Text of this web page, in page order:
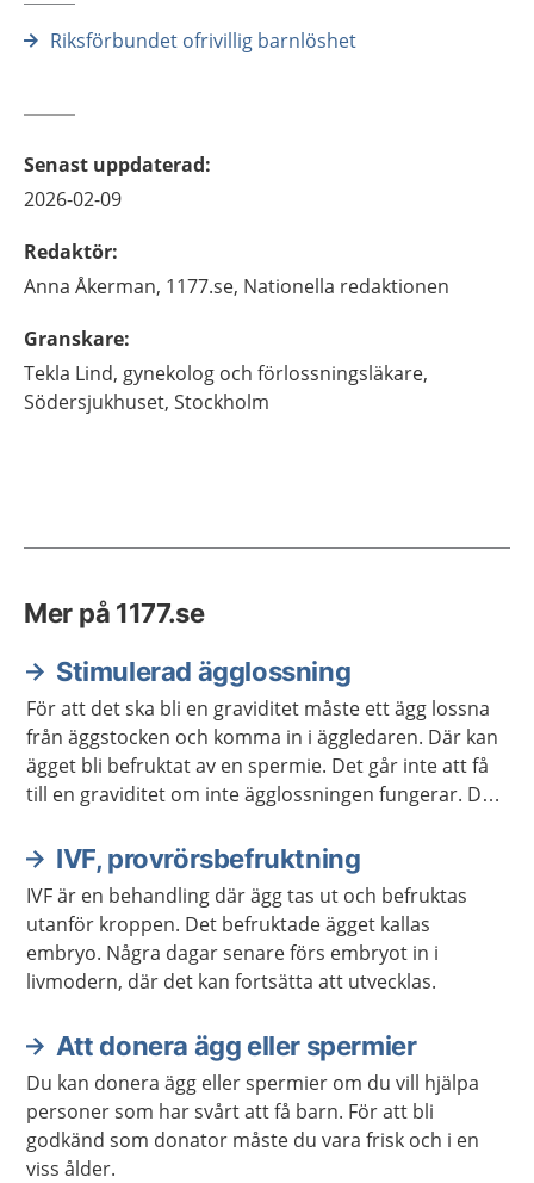
Riksförbundet ofrivillig barnlöshet
Senast uppdaterad:
2026-02-09
Redaktör:
Anna Åkerman, 1177.se, Nationella redaktionen
Granskare:
Tekla Lind, gynekolog och förlossningsläkare,
Södersjukhuset, Stockholm
Mer på 1177.se
Stimulerad ägglossning
För att det ska bli en graviditet måste ett ägg lossna
från äggstocken och komma in i äggledaren. Där kan
ägget bli befruktat av en spermie. Det går inte att få
till en graviditet om inte ägglossningen fungerar. Då
mogna och lossna.
IVF, provrörsbefruktning
IVF är en behandling där ägg tas ut och befruktas
utanför kroppen. Det befruktade ägget kallas
embryo. Några dagar senare förs embryot in i
livmodern, där det kan fortsätta att utvecklas.
Att donera ägg eller spermier
Du kan donera ägg eller spermier om du vill hjälpa
personer som har svårt att få barn. För att bli
godkänd som donator måste du vara frisk och i en
viss ålder.